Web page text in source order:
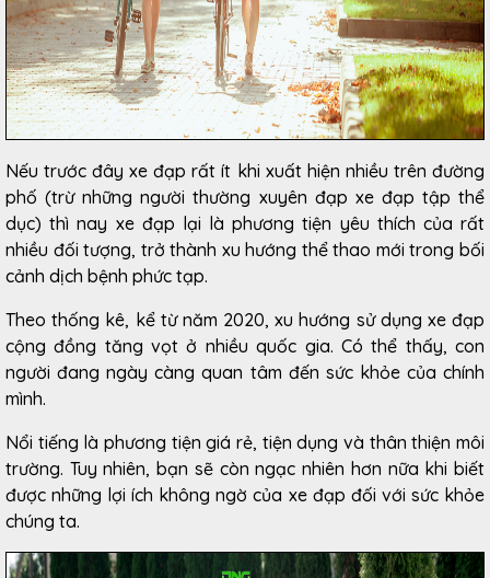
Nếu trước đây xe đạp rất ít khi xuất hiện nhiều trên đường
phố (trừ những người thường xuyên đạp xe đạp tập thể
dục) thì nay xe đạp lại là phương tiện yêu thích của rất
nhiều đối tượng, trở thành xu hướng thể thao mới trong bối
cảnh dịch bệnh phức tạp.
Theo thống kê, kể từ năm 2020, xu hướng sử dụng xe đạp
cộng đồng tăng vọt ở nhiều quốc gia. Có thể thấy, con
người đang ngày càng quan tâm đến sức khỏe của chính
mình.
Nổi tiếng là phương tiện giá rẻ, tiện dụng và thân thiện môi
trường. Tuy nhiên, bạn sẽ còn ngạc nhiên hơn nữa khi biết
được những lợi ích không ngờ của xe đạp đối với sức khỏe
chúng ta.